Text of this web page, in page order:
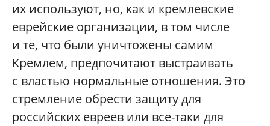
их используют, но, как и кремлевские
еврейские организации, в том числе
и те, что были уничтожены самим
Кремлем, предпочитают выстраивать
с властью нормальные отношения. Это
стремление обрести защиту для
российских евреев или все-таки для